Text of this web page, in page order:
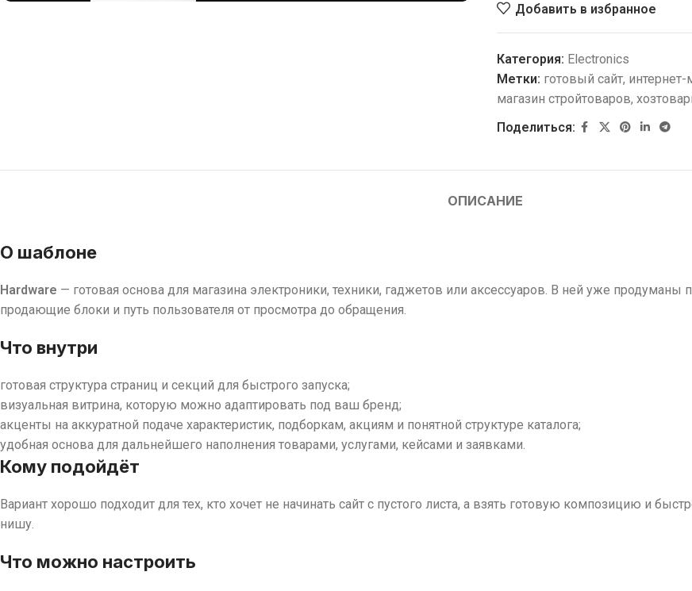
Добавить в избранное
Категория: Electronics
Метки: готовый сайт, интернет-
магазин стройтоваров,
Поделиться:
ОПИСАНИЕ
О шаблоне
Hardware — готовая основа для магазина электроники, техники, гаджетов или аксессуаров. В ней уже продуманы
продающие блоки и путь пользователя от просмотра до обращения.
Что внутри
готовая структура страниц и секций для быстрого запуска;
визуальная витрина, которую можно адаптировать под ваш бренд;
акценты на аккуратной подаче характеристик, подборкам, акциям и понятной структуре каталога;
удобная основа для дальнейшего наполнения товарами, услугами, кейсами и заявками.
Кому подойдёт
Вариант хорошо подходит для тех, кто хочет не начинать сайт с пустого листа, а взять готовую композицию и
нишу.
Что можно настроить